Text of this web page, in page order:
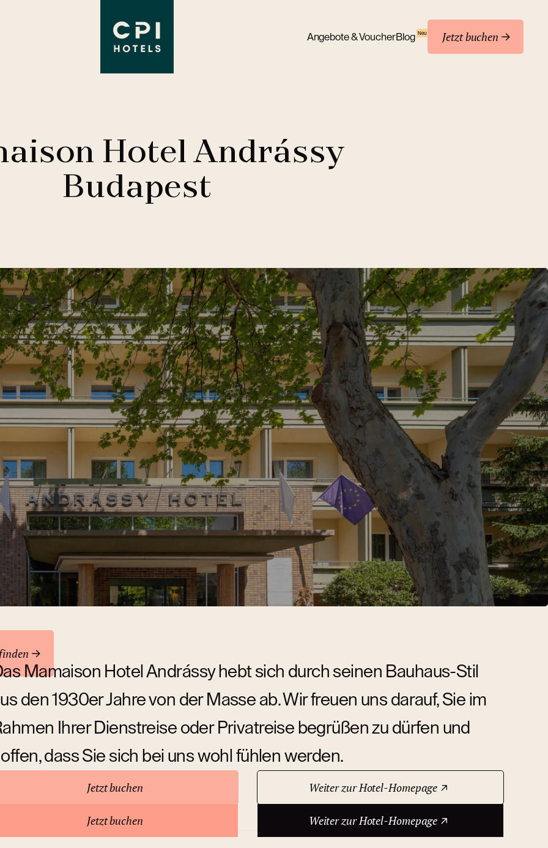
Jetzt buchen
Angebote & VoucherBlog Neu
Hotel Andrássy
Budapest
Mamaison Hotel Andrássy hebt sich durch seinen Bauhaus-Stil
den 1930er Jahre von der Masse ab. Wir freuen uns darauf, Sie im
Ihrer Dienstreise oder Privatreise begrüßen zu dürfen und
dass Sie sich bei uns wohl fühlen werden.
Jetzt buchen
Jetzt buchen
Weiter zur Hotel-Homepage
Weiter zur Hotel-Homepage